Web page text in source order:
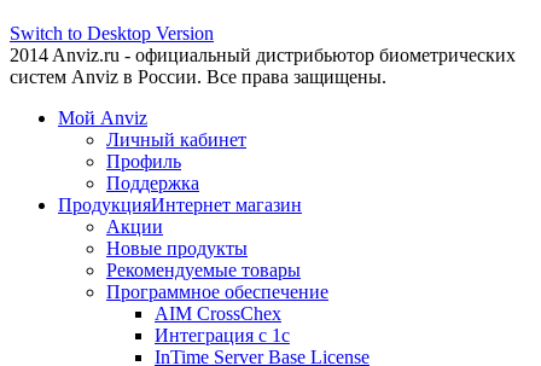
Switch to Desktop Version
2014 Anviz.ru - официальный дистрибьютор биометрических
систем Anviz в России. Все права защищены.
Мой Anviz
Личный кабинет
Профиль
Поддержка
ПродукцияИнтернет магазин
Акции
Новые продукты
Рекомендуемые товары
Программное обеспечение
AIM CrossChex
Интеграция с 1с
InTime Server Base License